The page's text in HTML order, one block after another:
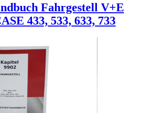
Fahrgestell V+E
433, 533, 633, 733